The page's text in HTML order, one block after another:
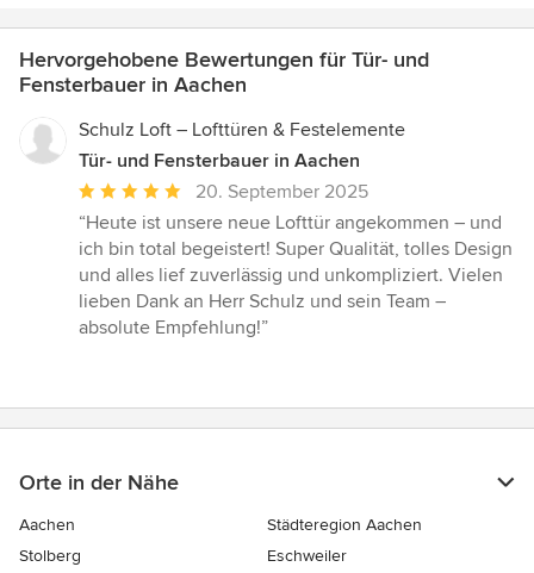
Hervorgehobene Bewertungen für Tür- und
Fensterbauer in Aachen
Schulz Loft – Lofttüren & Festelemente
Tür- und Fensterbauer in Aachen
Durchschnittliche
Bewertung:
5
von
5
Sternen
20. September 2025
“Heute ist unsere neue Lofttür angekommen – und
ich bin total begeistert! Super Qualität, tolles Design
und alles lief zuverlässig und unkompliziert. Vielen
lieben Dank an Herr Schulz und sein Team –
absolute Empfehlung!”
Orte in der Nähe
Aachen
Städteregion Aachen
Stolberg
Eschweiler